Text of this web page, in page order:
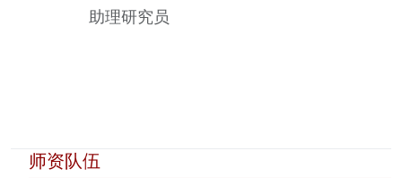
助理研究员
师资队伍